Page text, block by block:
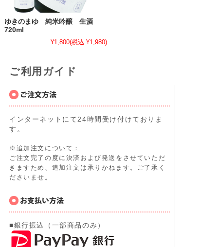
ゆきのまゆ 純米吟醸 生酒
720ml
¥1,800(税込 ¥1,980)
ご利用ガイド
インターネットにて24時間受け付けておりま
す。
※追加注文について：
ご注文完了の度に決済および発送をさせていただ
きますため、追加注文は承りかねます。ご了承く
ださいませ。
■銀行振込（一部商品のみ）